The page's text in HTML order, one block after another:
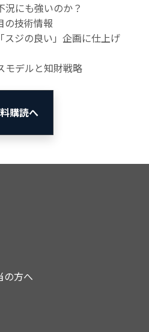
況にも強いのか？
の技術情報
スジの良い」企画に仕上げ
モデルと知財戦略
購読へ
の方へ